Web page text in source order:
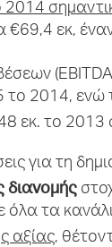
€69,4 εκ,
το 2014,
εκ. το 2013
για τη
διανομής
όλα τα
αξίας,